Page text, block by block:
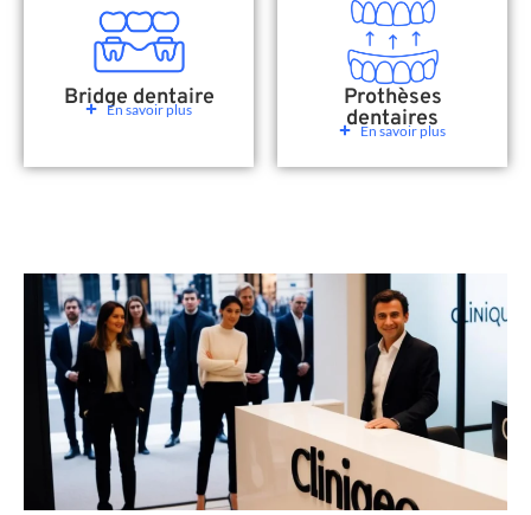
Bridge dentaire
En savoir plus Prothèses
dentaires
En savoir plus